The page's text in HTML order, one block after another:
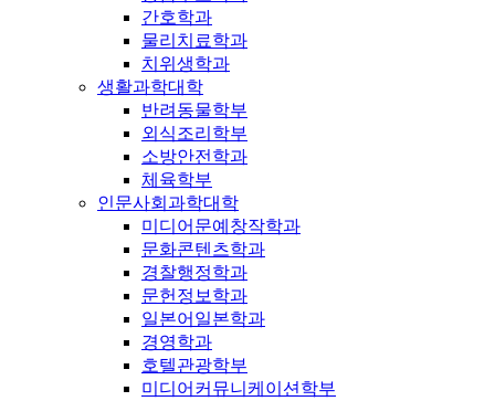
간호학과
물리치료학과
치위생학과
생활과학대학
반려동물학부
외식조리학부
소방안전학과
체육학부
인문사회과학대학
미디어문예창작학과
문화콘텐츠학과
경찰행정학과
문헌정보학과
일본어일본학과
경영학과
호텔관광학부
미디어커뮤니케이션학부